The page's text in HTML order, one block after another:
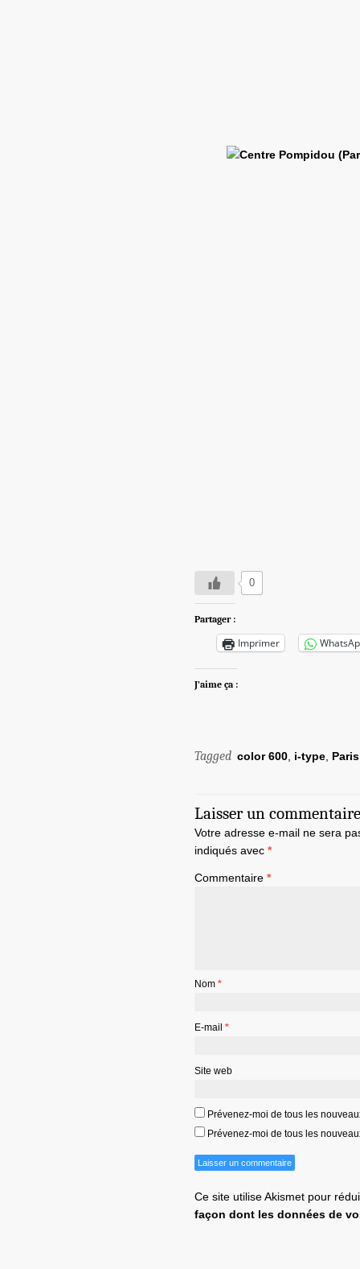
0
Partager :
Imprimer
J’aime ça :
Tagged color 600 i-type Paris
Laisser un commentaire
Votre adresse e-mail ne sera
indiqués avec *
Commentaire *
Nom *
E-mail *
Site web
Prévenez-moi de tous les
Prévenez-moi de tous les
Ce site utilise Akismet pour
façon dont les données de